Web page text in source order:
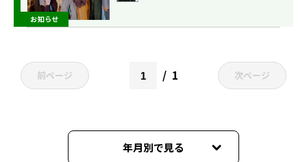
お知らせ
前ページ 1 次ページ
年月別で見る